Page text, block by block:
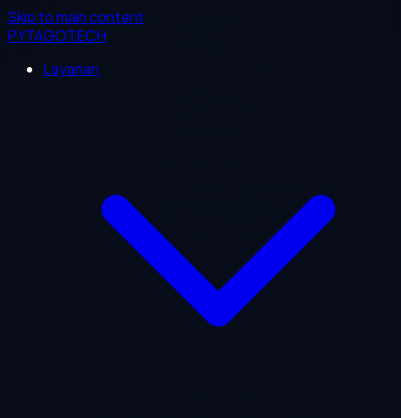
Skip to main content
PYTAGOTECH
Layanan